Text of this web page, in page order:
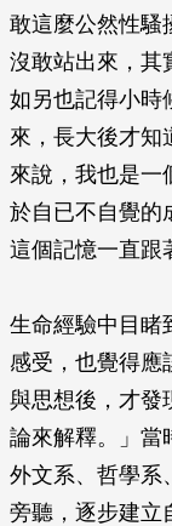
敢這麼公然性騷
沒敢站出來，其
如另也記得小時
來，長大後才知
來說，我也是一
於自已不自覺的
這個記憶一直跟
生命經驗中目睹
感受，也覺得應
與思想後，才發
論來解釋。」當
外文系、哲學系
旁聽，逐步建立